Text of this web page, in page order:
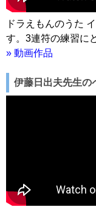
ドラえもんのうた
す。3連符の練習に
» 動画作品
伊藤日出夫先生の